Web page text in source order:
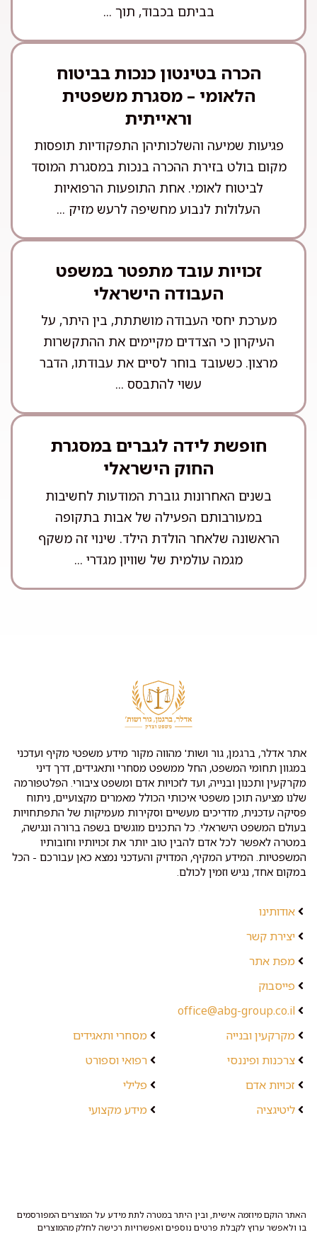
בביתם בכבוד, תוך ...
הכרה בטינטון כנכות בביטוח
הלאומי – מסגרת משפטית
וראייתית
פגיעות שמיעה והשלכותיהן התפקודיות תופסות
מקום בולט בזירת ההכרה בנכות במסגרת המוסד
לביטוח לאומי. אחת התופעות הרפואיות
העלולות לנבוע מחשיפה לרעש מזיק ...
זכויות עובד מתפטר במשפט
העבודה הישראלי
מערכת יחסי העבודה מושתתת, בין היתר, על
העיקרון כי הצדדים מקיימים את ההתקשרות
מרצון. כשעובד בוחר לסיים את עבודתו, הדבר
עשוי להתבסס ...
חופשת לידה לגברים במסגרת
החוק הישראלי
בשנים האחרונות גוברת המודעות לחשיבות
במעורבותם הפעילה של אבות בתקופה
הראשונה שלאחר הולדת הילד. שינוי זה משקף
מגמה עולמית של שוויון מגדרי ...
אתר אדלר, ברגמן, גור ושות' מהווה מקור מידע משפטי מקיף ועדכני
במגוון תחומי המשפט, החל ממשפט מסחרי ותאגידים, דרך דיני
מקרקעין ותכנון ובנייה, ועד לזכויות אדם ומשפט ציבורי. הפלטפורמה
שלנו מציעה תוכן משפטי איכותי הכולל מאמרים מקצועיים, ניתוח
פסיקה עדכנית, מדריכים מעשיים וסקירות מעמיקות של התפתחויות
בעולם המשפט הישראלי. כל התכנים מוגשים בשפה ברורה ונגישה,
במטרה לאפשר לכל אדם להבין טוב יותר את זכויותיו וחובותיו
המשפטיות. המידע המקיף, המדויק והעדכני נמצא כאן עבורכם - הכל
במקום אחד, נגיש וזמין לכולם.
אודותינו
יצירת קשר
מפת אתר
פייסבוק
office@abg-group.co.il
מקרקעין ובנייה
צרכנות ופיננסי
זכויות אדם
ליטיגציה
מסחרי ותאגידים
רפואי וספורט
פלילי
מידע מקצועי
האתר הוקם מיוזמה אישית, ובין היתר במטרה לתת מידע על המוצרים המפורסמים
בו ולאפשר ערוץ לקבלת פרטים נוספים ואפשרויות רכישה לחלק מהמוצרים